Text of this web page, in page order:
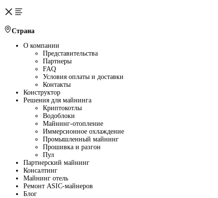
Страна
О компании
Представительства
Партнеры
FAQ
Условия оплаты и доставки
Контакты
Конструктор
Решения для майнинга
Криптокотлы
Водоблоки
Майнинг-отопление
Иммерсионное охлаждение
Промышленный майнинг
Прошивка и разгон
Пул
Партнерский майнинг
Консалтинг
Майнинг отель
Ремонт ASIC-майнеров
Блог